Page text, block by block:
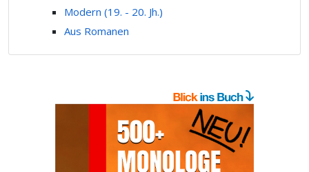
Modern (19. - 20. Jh.)
Aus Romanen